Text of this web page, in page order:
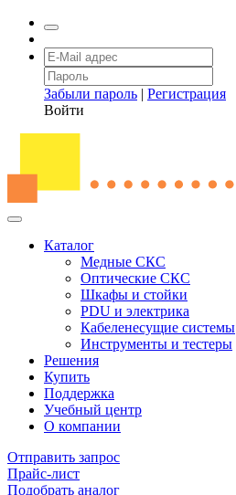
Забыли пароль | Регистрация
Войти
Каталог
Медные СКС
Оптические СКС
Шкафы и стойки
PDU и электрика
Кабеленесущие системы
Инструменты и тестеры
Решения
Купить
Поддержка
Учебный центр
О компании
Отправить запрос
Прайс-лист
Подобрать аналог